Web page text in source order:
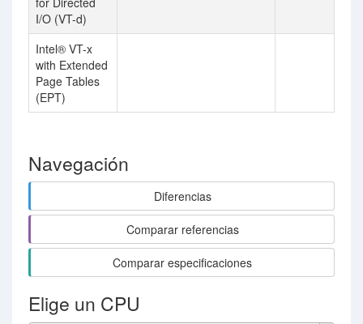
I/O (VT-d)
Intel® VT-x
with Extended
Page Tables
(EPT)
Navegación
Diferencias
Comparar referencias
Comparar especificaciones
Elige un CPU